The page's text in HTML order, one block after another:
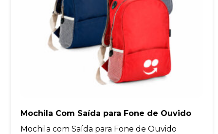
Mochila Com Saída para Fone de Ouvido
Mochila com Saída para Fone de Ouvido